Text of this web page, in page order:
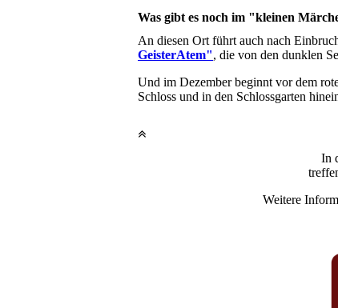
Was gibt es noch im "kleinen
An diesen Ort führt auch nach
GeisterAtem", die von den dunklen
Und im Dezember beginnt vor dem
Schloss und in den Schlossgarten
In
Weitere